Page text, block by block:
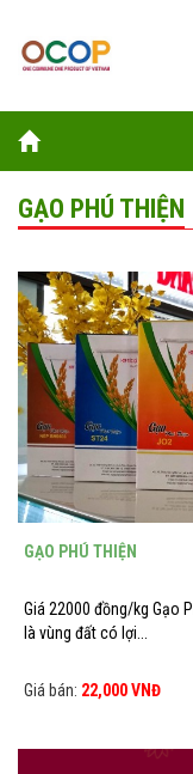
GẠO PHÚ THIỆN
GẠO PHÚ THIỆN
Giá 22000 đồng/kg Gạo Phú Thiện đạt 4 sao OCOP tỉnh Gia Lai Phú Thiện
là vùng đất có lợi...
Giá bán: 22,000 VNĐ